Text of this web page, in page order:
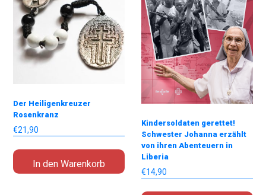
Der Heiligenkreuzer
Rosenkranz
€21,90
In den Warenkorb
Kindersoldaten gerettet!
Schwester Johanna erzählt
von ihren Abenteuern in
Liberia
€14,90